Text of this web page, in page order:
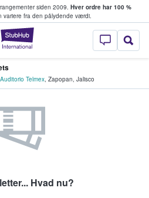
siden 2009. Hver ordre har 100 %
variere fra den pålydende værdi.
StubHub - Hvor
billetter
Auditorio Telmex, Zapopan, Jalisco
Hvad nu?